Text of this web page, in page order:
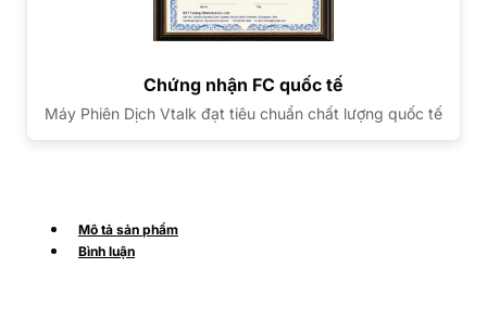
Chứng nhận FC quốc tế
Máy Phiên Dịch Vtalk đạt tiêu chuẩn chất lượng quốc tế
Mô tả sản phẩm
Bình luận